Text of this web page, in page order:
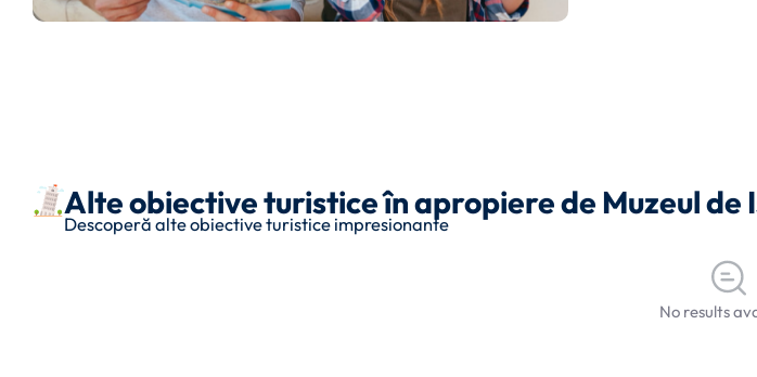
Alte obiective turistice în apropiere de Muzeul
Descoperă alte obiective turistice impresionante
No results